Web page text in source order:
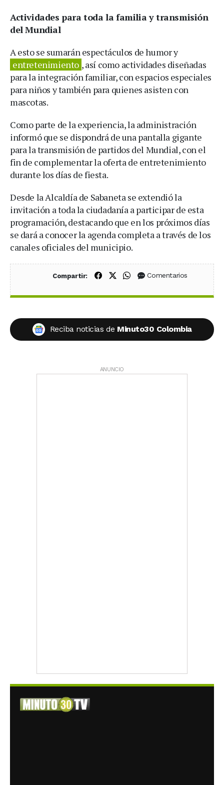
Actividades para toda la familia y transmisión
del Mundial
A esto se sumarán espectáculos de humor y
entretenimiento , así como actividades diseñadas
para la integración familiar, con espacios especiales
para niños y también para quienes asisten con
mascotas.
Como parte de la experiencia, la administración
informó que se dispondrá de una pantalla gigante
para la transmisión de partidos del Mundial, con el
fin de complementar la oferta de entretenimiento
durante los días de fiesta.
Desde la Alcaldía de Sabaneta se extendió la
invitación a toda la ciudadanía a participar de esta
programación, destacando que en los próximos días
se dará a conocer la agenda completa a través de los
canales oficiales del municipio.
Compartir: Compartir en Facebook
Compartir en X (Twitter)
Compartir en WhatsApp
Comentarios
Reciba noticias de Minuto30 Colombia
ANUNCIO